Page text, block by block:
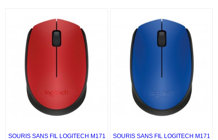
SOURIS SANS FIL LOGITECH M171
SOURIS SANS FIL LOGITECH M171